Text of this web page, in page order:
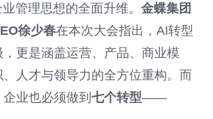
管理思想的全面升维。金蝶集团
徐少春在本次大会指出，AI转型
更是涵盖运营、产品、商业模
人才与领导力的全方位重构。而
业也必须做到七个转型——